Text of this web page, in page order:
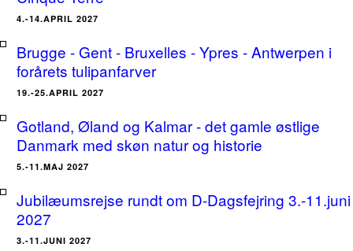
4.-14.APRIL 2027
Brugge - Gent - Bruxelles - Ypres - Antwerpen i
forårets tulipanfarver
19.-25.APRIL 2027
Gotland, Øland og Kalmar - det gamle østlige
Danmark med skøn natur og historie
5.-11.MAJ 2027
Jubilæumsrejse rundt om D-Dagsfejring 3.-11.juni
2027
3.-11.JUNI 2027